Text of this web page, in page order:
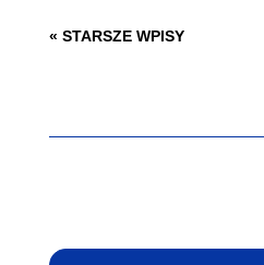
« STARSZE WPISY